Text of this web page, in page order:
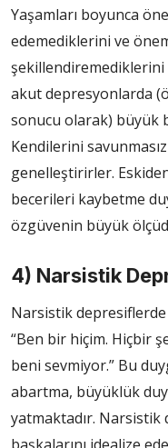
Yaşamları boyunca
edemediklerini ve
şekillendiremediklerini
akut depresyonlarda
sonucu olarak) büyük
Kendilerini
genelleştirirler.
becerileri kaybetme
özgüvenin büyük
4) Narsistik
Narsistik
“Ben bir hiçim. Hiçbir
beni sevmiyor.” Bu
abartma, büyüklük
yatmaktadır.
başkalarını idealize